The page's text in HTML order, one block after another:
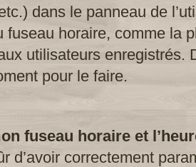
dans le panneau de
fuseau horaire, comme la
utilisateurs enregistrés.
pour le faire.
fuseau horaire et
d’avoir correctement